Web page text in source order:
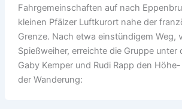
Fahrgemeinschaften auf nach
kleinen Pfälzer Luftkurort nahe der
Grenze. Nach etwa einstündigem Weg,
Spießweiher, erreichte die Gruppe unter
Gaby Kemper und Rudi Rapp den
der Wanderung: